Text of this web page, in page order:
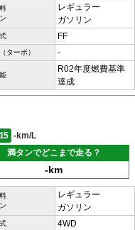
レギュラー
ガソリン
FF
ターボ） -
R02年度燃費基準
達成
-km/L
満タンでどこまで走る？
-km
レギュラー
ガソリン
4WD